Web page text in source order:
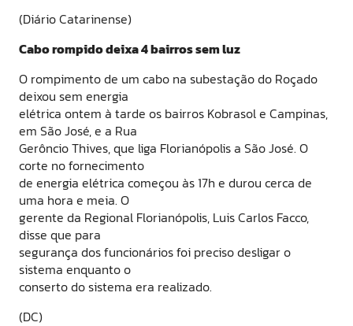
(Diário Catarinense)
Cabo rompido deixa 4 bairros sem luz
O rompimento de um cabo na subestação do Roçado
deixou sem energia
elétrica ontem à tarde os bairros Kobrasol e Campinas,
em São José, e a Rua
Gerôncio Thives, que liga Florianópolis a São José. O
corte no fornecimento
de energia elétrica começou às 17h e durou cerca de
uma hora e meia. O
gerente da Regional Florianópolis, Luis Carlos Facco,
disse que para
segurança dos funcionários foi preciso desligar o
sistema enquanto o
conserto do sistema era realizado.
(DC)